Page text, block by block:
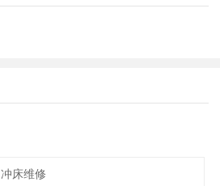
冲床维修